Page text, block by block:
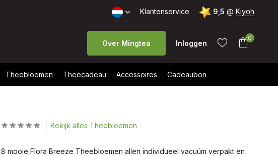
Klantenservice 9,5 @ Kiyoh
Over Mingtea Inloggen
aanmaken
0
Theebloemen Theecadeau Accessoires Cadeaubon
Bekijk alles Theebloemen
8 mooie Flora Breeze Theebloemen allen individueel vacuüm verpakt en